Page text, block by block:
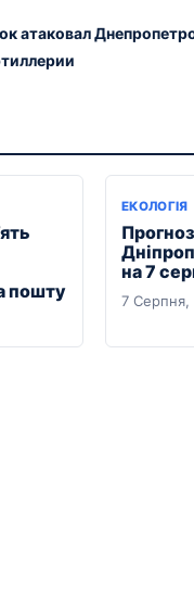
атаковал
пошту
ЕКОЛОГІЯ
на 7
7 Серпня,